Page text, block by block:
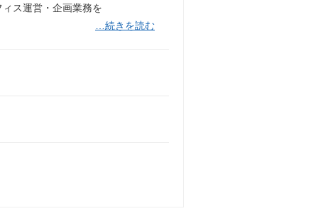
ィス運営・企画業務を
…続きを読む